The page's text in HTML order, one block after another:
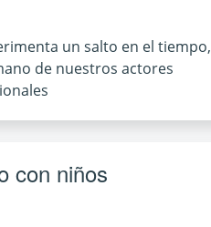
un salto en el tiempo,
de nuestros actores
con niños